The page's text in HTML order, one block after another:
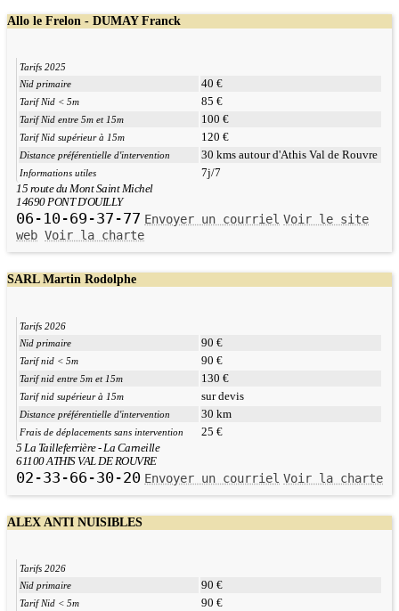
Allo le Frelon - DUMAY Franck
Tarifs 2025
Nid primaire
40 €
Tarif Nid < 5m 85 €
Tarif Nid entre 5m et 15m 100 €
Tarif Nid supérieur à 15m 120 €
Distance préférentielle d'intervention 30 kms autour d'Athis Val de Rouvre
Informations utiles 7j/7
15 route du Mont Saint Michel
14690 PONT D'OUILLY
06-10-69-37-77 Envoyer un courriel Voir le site
web Voir la charte
SARL Martin Rodolphe
Tarifs 2026
Nid primaire
90 €
Tarif nid < 5m 90 €
Tarif nid entre 5m et 15m 130 €
Tarif nid supérieur à 15m sur devis
Distance préférentielle d'intervention 30 km
Frais de déplacements sans intervention 25 €
5 La Tailleferrière - La Carneille
61100 ATHIS VAL DE ROUVRE
02-33-66-30-20 Envoyer un courriel Voir la charte
ALEX ANTI NUISIBLES
Tarifs 2026
Nid primaire
90 €
Tarif Nid < 5m 90 €